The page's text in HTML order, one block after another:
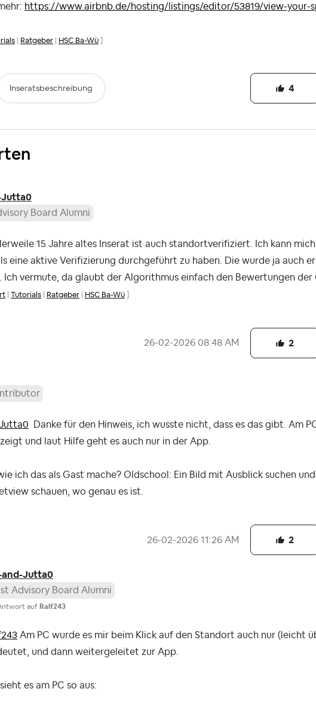
https://www.airbnb.de/hosting/listings/editor/53819/view-your-
| Ratgeber | HSC Ba-Wü ]
Inseratsbeschreibung 4
Jutta0
Board Alumni
15 Jahre altes Inserat ist auch standortverifiziert. Ich kann
eine aktive Verifizierung durchgeführt zu haben. Die wurde ja auch
Ich vermute, da glaubt der Algorithmus einfach den Bewertungen der
| Tutorials | Ratgeber | HSC Ba-Wü ]
‎26-02-2026 08:48 AM 2
Danke für den Hinweis, ich wusste nicht, dass es das gibt. Am
und laut Hilfe geht es auch nur in der App.
ich das als Gast mache? Oldschool: Ein Bild mit Ausblick suchen
schauen, wo genau es ist.
‎26-02-2026 11:26 AM 2
and-Jutta0
Advisory Board Alumni
auf Ralf243
Am PC wurde es mir beim Klick auf den Standort auch nur (leicht
und dann weitergeleitet zur App.
es am PC so aus: